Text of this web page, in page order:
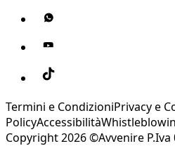
Termini e CondizioniPrivacy e
PolicyAccessibilità
Copyright 2026 ©Avvenire P.Iva